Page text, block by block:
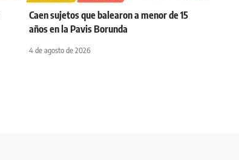
Caen sujetos que balearon a menor de 15
años en la Pavis Borunda
4 de agosto de 2026